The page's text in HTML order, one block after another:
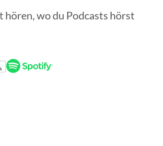
hören, wo du Podcasts hörst